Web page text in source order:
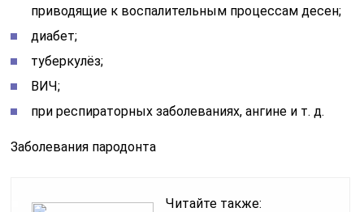
приводящие к воспалительным процессам десен;
диабет;
туберкулёз;
ВИЧ;
при респираторных заболеваниях, ангине и т. д.
Заболевания пародонта
Читайте также: